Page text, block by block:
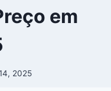
em
2025